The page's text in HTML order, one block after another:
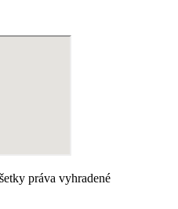
práva vyhradené